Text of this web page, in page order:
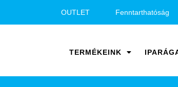
OUTLET Fenntarthatóság
TERMÉKEINK